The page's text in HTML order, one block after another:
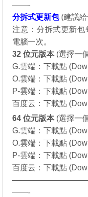
——-
分拆式更新包(建議
注意：分拆式更新
電腦一次。
32 位元版本(選擇一
G.雲端：下載點
O.雲端：下載點
P-雲端：下載點
百度云：下載點
64 位元版本(選擇一
G.雲端：下載點
O.雲端：下載點
P-雲端：下載點
百度云：下載點
——-